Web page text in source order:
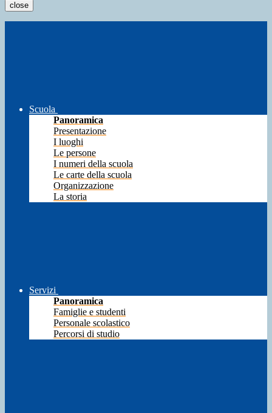
close
Scuola
Panoramica
Presentazione
I luoghi
Le persone
I numeri della scuola
Le carte della scuola
Organizzazione
La storia
Servizi
Panoramica
Famiglie e studenti
Personale scolastico
Percorsi di studio